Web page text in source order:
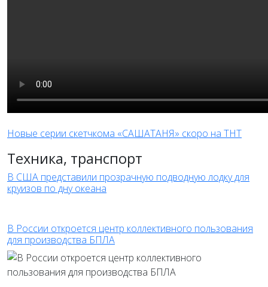
Новые серии скетчкома «САШАТАНЯ» скоро на ТНТ
Техника, транспорт
В США представили прозрачную подводную лодку для
круизов по дну океана
В России откроется центр коллективного пользования
для производства БПЛА